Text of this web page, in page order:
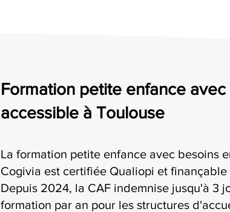
Formation petite enfance
accessible à Toulouse
La formation petite enfance avec besoins
Cogivia est certifiée Qualiopi et finançable
Depuis 2024, la CAF indemnise jusqu'à 3
formation par an pour les structures